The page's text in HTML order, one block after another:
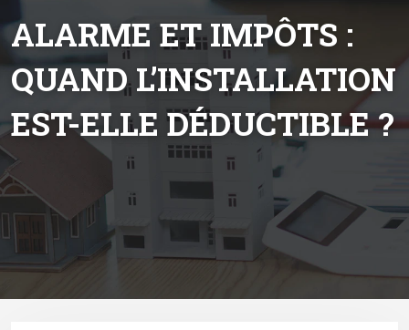
ALARME ET IMPÔTS :
QUAND L’INSTALLATION
EST-ELLE DÉDUCTIBLE ?